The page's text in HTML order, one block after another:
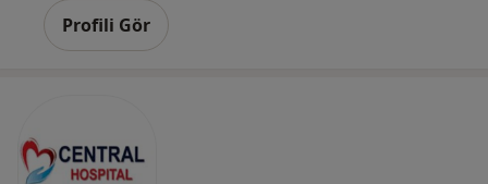
Profili Gör